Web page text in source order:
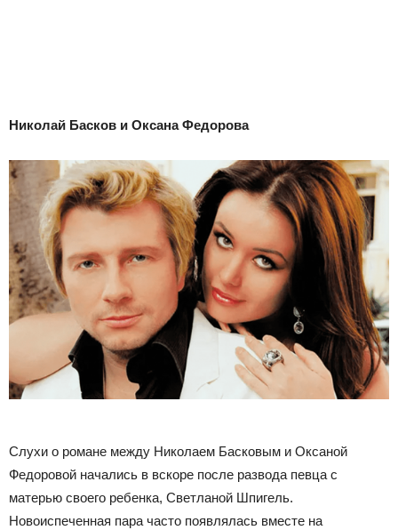
Николай Басков и Оксана Федорова
Слухи о романе между Николаем Басковым и Оксаной
Федоровой начались в вскоре после развода певца с
матерью своего ребенка, Светланой Шпигель.
Новоиспеченная пара часто появлялась вместе на